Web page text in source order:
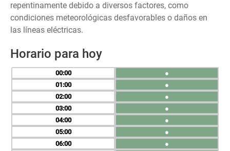
repentinamente debido a diversos factores, como
condiciones meteorológicas desfavorables o daños en
las líneas eléctricas.
Horario para hoy
00
01
02
03
04
05
06
●
●
●
●
●
●
●